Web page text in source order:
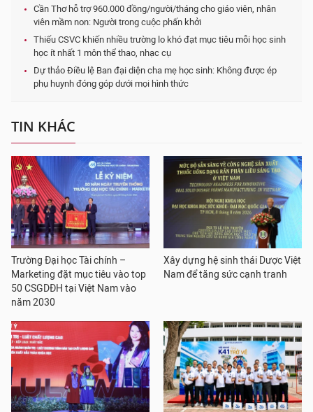
Cần Thơ hỗ trợ 960.000 đồng/người/tháng cho giáo viên, nhân
viên mầm non: Người trong cuộc phấn khởi
Thiếu CSVC khiến nhiều trường lo khó đạt mục tiêu mỗi học sinh
học ít nhất 1 môn thể thao, nhạc cụ
Dự thảo Điều lệ Ban đại diện cha mẹ học sinh: Không được ép
phụ huynh đóng góp dưới mọi hình thức
TIN KHÁC
Trường Đại học Tài chính –
Marketing đặt mục tiêu vào top
50 CSGDĐH tại Việt Nam vào
năm 2030
Xây dựng hệ sinh thái Dược Việt
Nam để tăng sức cạnh tranh